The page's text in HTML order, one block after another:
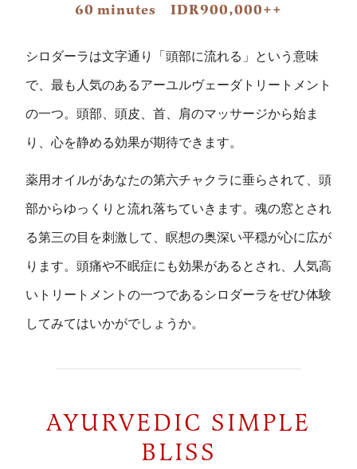
60 minutes IDR900,000++
シロダーラは文字通り「頭部に流れる」という意味
で、最も人気のあるアーユルヴェーダトリートメント
の一つ。頭部、頭皮、首、肩のマッサージから始ま
り、心を静める効果が期待できます。
薬用オイルがあなたの第六チャクラに垂らされて、頭
部からゆっくりと流れ落ちていきます。魂の窓とされ
る第三の目を刺激して、瞑想の奥深い平穏が心に広が
ります。頭痛や不眠症にも効果があるとされ、人気高
いトリートメントの一つであるシロダーラをぜひ体験
してみてはいかがでしょうか。
AYURVEDIC SIMPLE
BLISS